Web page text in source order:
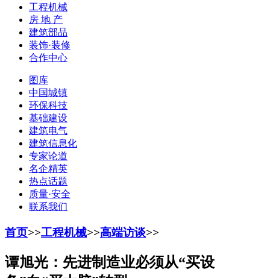
工程机械
房 地 产
建筑部品
装饰·装修
合作中心
图库
中国城镇
环保科技
基础建设
建筑电气
建筑信息化
专家论道
名企精英
热点话题
质量·安全
联系我们
首页>>工程机械>>高端访谈>>
谭旭光：先进制造业必须从“买设